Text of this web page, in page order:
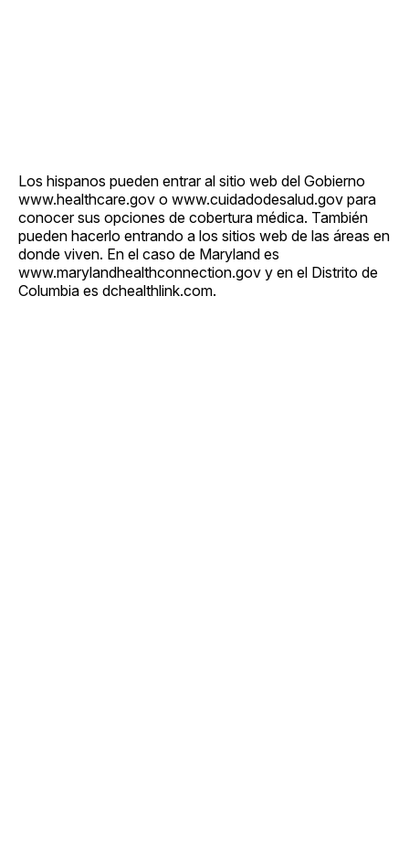
Los hispanos pueden entrar al sitio web del Gobierno
www.healthcare.gov o www.cuidadodesalud.gov para
conocer sus opciones de cobertura médica. También
pueden hacerlo entrando a los sitios web de las áreas en
donde viven. En el caso de Maryland es
www.marylandhealthconnection.gov y en el Distrito de
Columbia es dchealthlink.com.